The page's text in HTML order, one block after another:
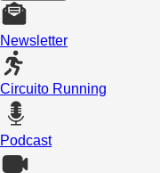
Newsletter
Circuito Running
Podcast